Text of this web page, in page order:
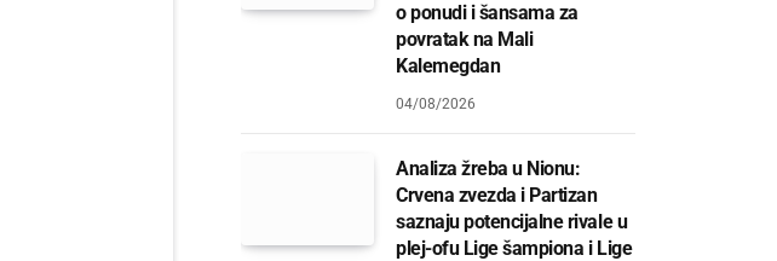
o ponudi i šansama za
povratak na Mali
Kalemegdan
04/08/2026
Analiza žreba u Nionu:
Crvena zvezda i Partizan
saznaju potencijalne rivale u
plej-ofu Lige šampiona i Lige